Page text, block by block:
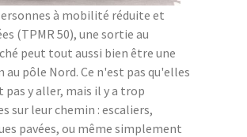
à mobilité réduite et
(TPMR 50), une sortie au
peut tout aussi bien être une
au pôle Nord. Ce n'est pas qu'elles
pas y aller, mais il y a trop
sur leur chemin : escaliers,
pavées, ou même simplement